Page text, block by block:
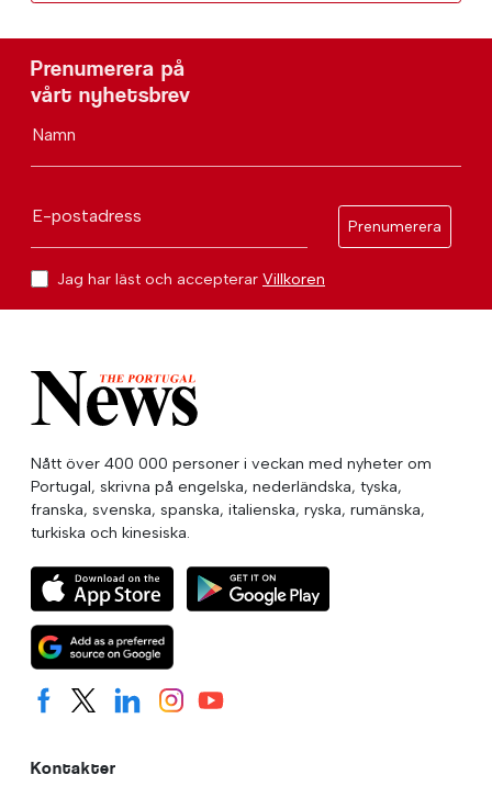
Prenumerera på
vårt nyhetsbrev
Namn
E-postadress
Prenumerera
Jag har läst och accepterar Villkoren
Nått över 400 000 personer i veckan med nyheter om
Portugal, skrivna på engelska, nederländska, tyska,
franska, svenska, spanska, italienska, ryska, rumänska,
turkiska och kinesiska.
Kontakter